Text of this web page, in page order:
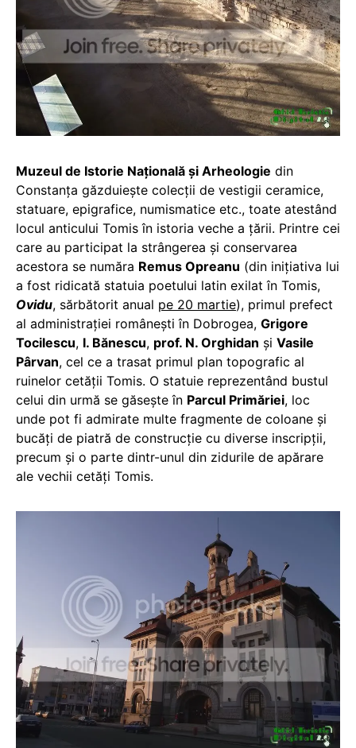
Muzeul de Istorie Naţională şi Arheologie din
Constanţa găzduiește colecții de vestigii ceramice,
statuare, epigrafice, numismatice etc., toate atestând
locul anticului Tomis în istoria veche a ţării. Printre cei
care au participat la strângerea și conservarea
acestora se număra Remus Opreanu (din inițiativa lui
a fost ridicată statuia poetului latin exilat în Tomis,
Ovidu, sărbătorit anual pe 20 martie), primul prefect
al administrației românești în Dobrogea, Grigore
Tocilescu, I. Bănescu, prof. N. Orghidan și Vasile
Pârvan, cel ce a trasat primul plan topografic al
ruinelor cetăţii Tomis. O statuie reprezentând bustul
celui din urmă se găsește în Parcul Primăriei, loc
unde pot fi admirate multe fragmente de coloane și
bucăți de piatră de construcție cu diverse inscripții,
precum și o parte dintr-unul din zidurile de apărare
ale vechii cetăți Tomis.